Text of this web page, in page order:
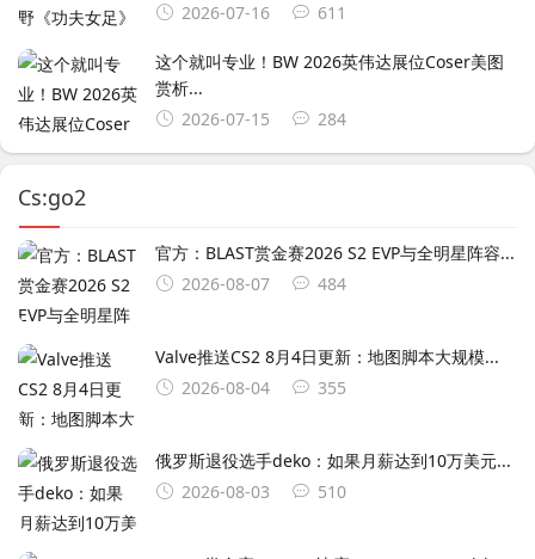
2026-07-16
611
这个就叫专业！BW 2026英伟达展位Coser美图
赏析...
2026-07-15
284
Cs:go2
官方：BLAST赏金赛2026 S2 EVP与全明星阵容...
2026-08-07
484
Valve推送CS2 8月4日更新：地图脚本大规模...
2026-08-04
355
俄罗斯退役选手deko：如果月薪达到10万美元...
2026-08-03
510